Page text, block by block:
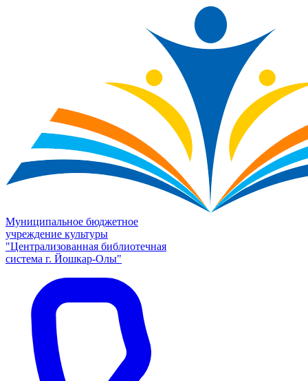
Муниципальное бюджетное
учреждение культуры
"Централизованная библиотечная
система г. Йошкар-Олы"